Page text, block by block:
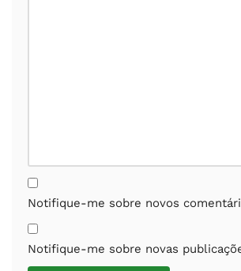
Notifique-me sobre novos
Notifique-me sobre novas